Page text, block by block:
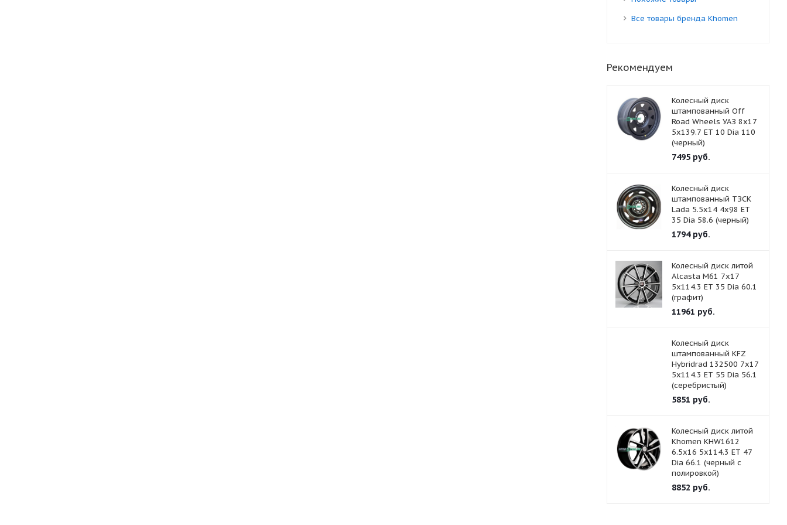
Все товары бренда Khomen
Рекомендуем
Колесный диск
штампованный Off
Road Wheels УАЗ 8x17
5x139.7 ET 10 Dia 110
(черный)
7495руб.
Колесный диск
штампованный ТЗСК
Lada 5.5x14 4x98 ET
35 Dia 58.6 (черный)
1794руб.
Колесный диск литой
Alcasta M61 7x17
5x114.3 ET 35 Dia 60.1
(графит)
11961 руб.
Колесный диск
штампованный KFZ
Hybridrad 132500 7x17
5x114.3 ET 55 Dia 56.1
(серебристый)
5851 руб.
Колесный диск литой
Khomen KHW1612
6.5x16 5x114.3 ET 47
Dia 66.1 (черный с
полировкой)
8852 руб.